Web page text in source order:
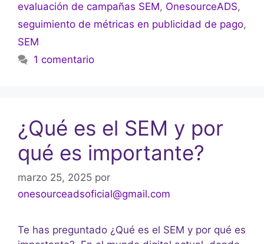
evaluación de campañas SEM, OnesourceADS,
seguimiento de métricas en publicidad de pago,
SEM
1 comentario
¿Qué es el SEM y por
qué es importante?
marzo 25, 2025 por
onesourceadsoficial@gmail.com
Te has preguntado ¿Qué es el SEM y por qué es